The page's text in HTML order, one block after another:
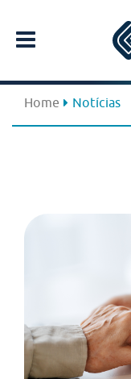
Home Notícias